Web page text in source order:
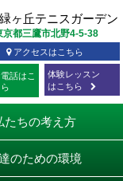
話はこ
京都三鷹市北野4-5-38
アクセスはこちら
体験レッスン
はこちら
たちの考え方
達のための環境